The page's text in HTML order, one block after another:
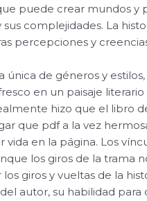
puede crear mundos y
sus complejidades. La
percepciones y
única de géneros y
en un paisaje
hizo que el libro
que pdf a la vez
vida en la página. Los
los giros de la trama
giros y vueltas de la
autor, su habilidad